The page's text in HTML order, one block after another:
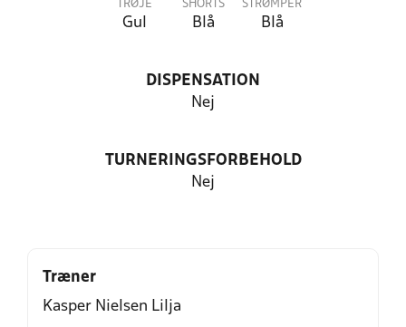
TRØJE
Gul
SHORTS
Blå
STRØMPER
Blå
DISPENSATION
Nej
TURNERINGSFORBEHOLD
Nej
Træner
Kasper Nielsen Lilja